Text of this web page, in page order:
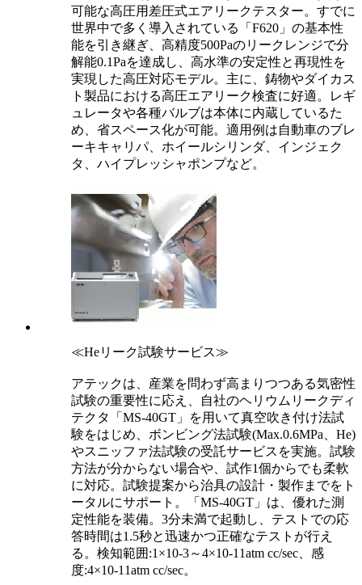
可能な高圧用差圧式エアリークテスター。すでに
世界中で多く導入されている「F620」の基本性
能を引き継ぎ、高精度500Paのリークレンジで分
解能0.1Paを達成し、高水準の安定性と再現性を
実現した高圧対応モデル。主に、鋳物やダイカス
ト製品における高圧エアリーク検査に好適。レギ
ュレータや各種バルブは本体に内蔵しているた
め、省スペース化が可能。適用例は自動車のブレ
ーキキャリパ、ホイールシリンダ、インジェク
タ、ハイプレッシャポンプなど。
≪Heリーク試験サービス≫
アテックは、産業を問わず高まりつつある気密性
試験の重要性に応え、自社のヘリウムリークディ
テクタ「MS-40GT」を用いて真空吹き付け法試
験をはじめ、ボンビング法試験(Max.0.6MPa、He)
やスニッファ法試験の受託サービスを実施。試験
方法が分からない場合や、試作1個からでも柔軟
に対応。試験提案から治具の設計・製作までをト
ータルにサポート。「MS-40GT」は、優れた測
定性能を装備。3分未満で起動し、テストでの応
答時間は1.5秒と迅速かつ正確なテストが行え
る。検知範囲:1×10-3～4×10-11atm cc/sec、感
度:4×10-11atm cc/sec。